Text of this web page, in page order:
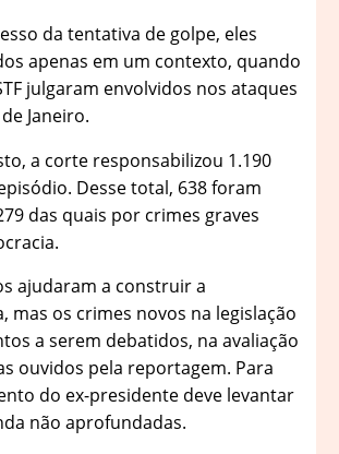
da tentativa de golpe, eles
apenas em um contexto, quando
julgaram envolvidos nos ataques
Janeiro.
a corte responsabilizou 1.190
Desse total, 638 foram
das quais por crimes graves
ajudaram a construir a
mas os crimes novos na legislação
a serem debatidos, na avaliação
ouvidos pela reportagem. Para
do ex-presidente deve levantar
não aprofundadas.